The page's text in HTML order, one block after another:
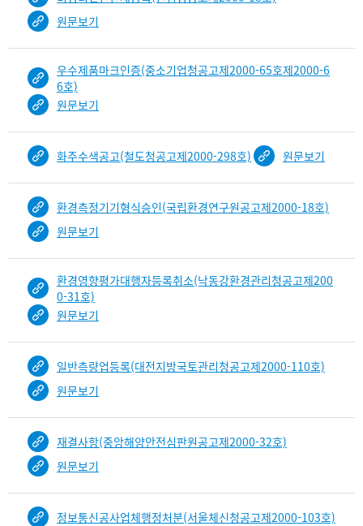
원문보기
우수제품마크인증(중소기업청공고제2000-65호제2000-6
6호)
원문보기
화주수색공고(철도청공고제2000-298호) 원문보기
환경측정기기형식승인(국립환경연구원공고제2000-18호)
원문보기
환경영향평가대행자등록취소(낙동강환경관리청공고제200
0-31호)
원문보기
일반측량업등록(대전지방국토관리청공고제2000-110호)
원문보기
재결사항(중앙해양안전심판원공고제2000-32호)
원문보기
정보통신공사업체행정처분(서울체신청공고제2000-103호)